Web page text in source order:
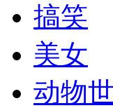
走！跟着总书记
消防员救轻生者
搞笑
美女
动物